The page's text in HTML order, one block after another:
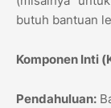
butuh bantuan
Komponen Inti
Pendahuluan: